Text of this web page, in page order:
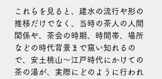
これらを見ると、建水の流行や形の
推移だけでなく、当時の茶人の人間
関係や、茶会の時期、時間帯、場所
などの時代背景まで窺い知れるの
で、安土桃山～江戸時代にかけての
茶の湯が、実際にどのように行われ